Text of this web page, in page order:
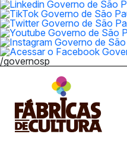
/governosp